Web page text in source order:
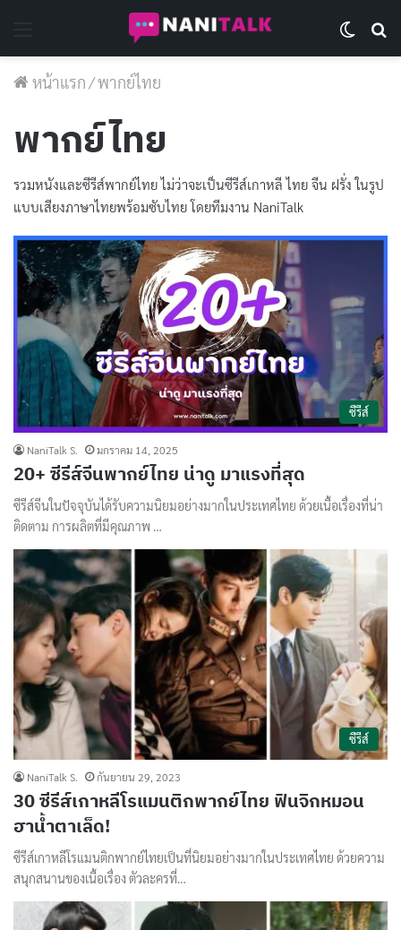
หน้าแรก/พากย์ไทย
พากย์ไทย
รวมหนังและซีรีส์พากย์ไทย ไม่ว่าจะเป็นซีรีส์เกาหลี ไทย จีน ฝรั่ง ในรูป
แบบเสียงภาษาไทยพร้อมซับไทย โดยทีมงาน NaniTalk
ซีรีส์
NaniTalk S. มกราคม 14, 2025
20+ ซีรีส์จีนพากย์ไทย น่าดู มาแรงที่สุด
ซีรีส์จีนในปัจจุบันได้รับความนิยมอย่างมากในประเทศไทย ด้วยเนื้อเรื่องที่น่า
ติดตาม การผลิตที่มีคุณภาพ …
ซีรีส์
NaniTalk S. กันยายน 29, 2023
30 ซีรีส์เกาหลีโรแมนติกพากย์ไทย ฟินจิกหมอน
ฮาน้ำตาเล็ด!
ซีรีส์เกาหลีโรแมนติกพากย์ไทยเป็นที่นิยมอย่างมากในประเทศไทย ด้วยความ
สนุกสนานของเนื้อเรื่อง ตัวละครที่…